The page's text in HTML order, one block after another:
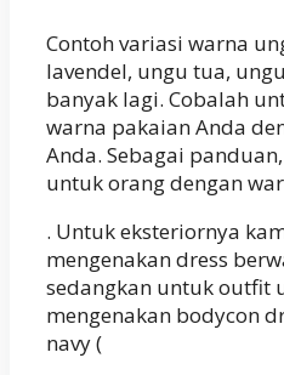
Contoh variasi warna
lavendel, ungu tua,
banyak lagi. Cobalah
warna pakaian Anda
Anda. Sebagai
untuk orang dengan
. Untuk eksteriornya
mengenakan dress
sedangkan untuk outfit
mengenakan bodycon
navy (